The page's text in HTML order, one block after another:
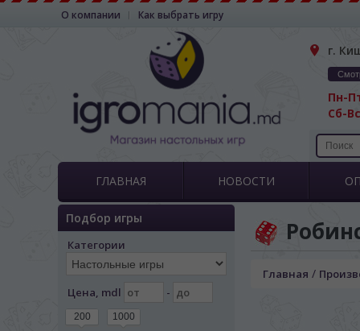
О компании Как выбрать игру
г.
Пн-
Сб-
ГЛАВНАЯ НОВОСТИ
Подбор игры
Категории
Цена, mdl -
200 1000
Главная /